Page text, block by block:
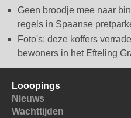
Geen broodje mee naar
regels in Spaanse
Foto's: deze koffers
bewoners in het Efteling
Looopings
Nieuws
Wachttijden